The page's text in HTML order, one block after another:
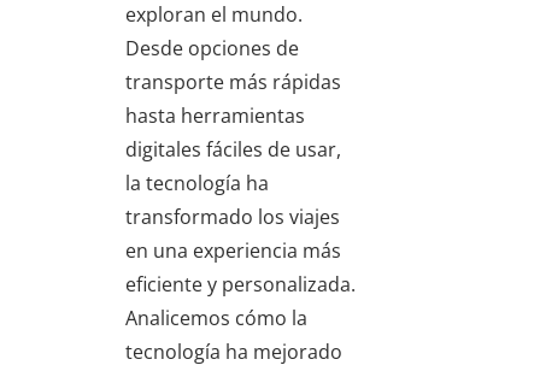
exploran el mundo.
Desde opciones de
transporte más rápidas
hasta herramientas
digitales fáciles de usar,
la tecnología ha
transformado los viajes
en una experiencia más
eficiente y personalizada.
Analicemos cómo la
tecnología ha mejorado